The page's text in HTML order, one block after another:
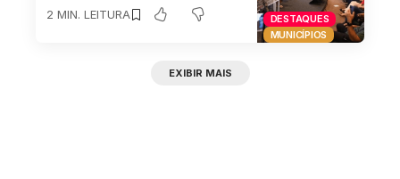
DESTAQUES
MUNICÍPIOS
2 MIN. LEITURA
EXIBIR MAIS